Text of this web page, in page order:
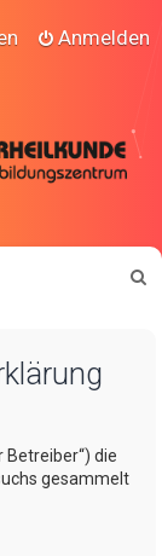
Anmelden
die
gesammelt